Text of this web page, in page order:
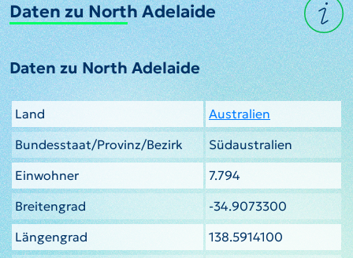
Daten zu North Adelaide
Daten zu North Adelaide
Land
Australien
Bundesstaat/Provinz/Bezirk
Südaustralien
Einwohner
7.794
Breitengrad
-34.9073300
Längengrad
138.5914100